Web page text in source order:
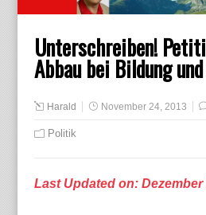
Unterschreiben!
Abbau bei Bildung
Harald November 24, 2013
Politik
Last Updated on: Dezember